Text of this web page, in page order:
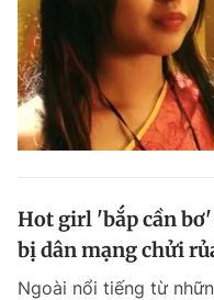
Hot girl 'bắp cần
bị dân mạng chửi
Ngoài nổi tiếng từ